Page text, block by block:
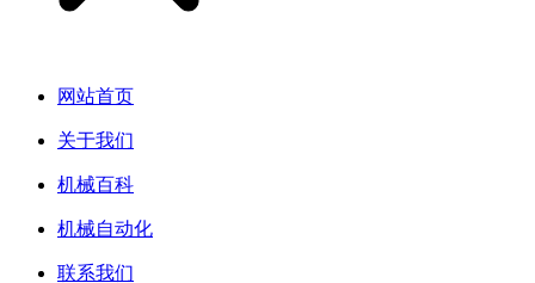
网站首页
关于我们
机械百科
机械自动化
联系我们